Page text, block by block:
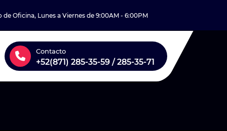
de Oficina, Lunes a Viernes de 9:00AM - 6:00PM
Contacto
+52(871) 285-35-59 / 285-35-71